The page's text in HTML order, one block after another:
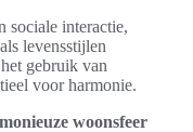
sociale interactie,
levensstijlen
gebruik van
voor harmonie.
woonsfeer